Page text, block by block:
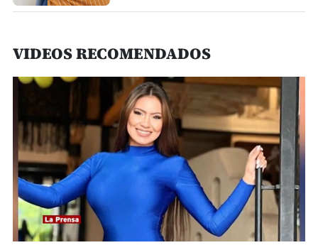
VIDEOS RECOMENDADOS